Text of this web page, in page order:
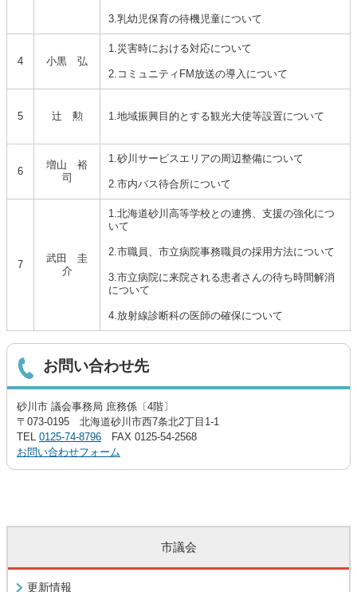
3.乳幼児保育の待機児童について
4 小黒 弘
1.災害時における対応について
2.コミュニティFM放送の導入について
5 辻 勲 1.地域振興目的とする観光大使等設置について
6
増山 裕
司
1.砂川サービスエリアの周辺整備について
2.市内バス待合所について
7
武田 圭
介
1.北海道砂川高等学校との連携、支援の強化につ
いて
2.市職員、市立病院事務職員の採用方法について
3.市立病院に来院される患者さんの待ち時間解消
について
4.放射線診断科の医師の確保について
お問い合わせ先
砂川市 議会事務局 庶務係〔4階〕
〒073-0195 北海道砂川市西7条北2丁目1-1
TEL 0125-74-8796 FAX 0125-54-2568
お問い合わせフォーム
市議会
更新情報